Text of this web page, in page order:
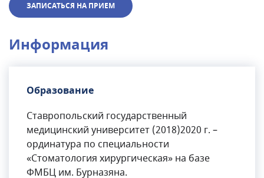
ЗАПИСАТЬСЯ НА ПРИЕМ
Информация
Образование
Ставропольский государственный
медицинский университет (2018)2020 г. –
ординатура по специальности
«Стоматология хирургическая» на базе
ФМБЦ им. Бурназяна.